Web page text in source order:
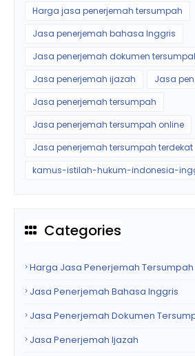
Harga jasa penerjemah tersumpah
Jasa penerjemah bahasa Inggris
Jasa penerjemah dokumen
Jasa penerjemah ijazah
Jasa
Jasa penerjemah tersumpah
Jasa penerjemah tersumpah online
Jasa penerjemah tersumpah terdekat
kamus-istilah-hukum-indonesia-
Categories
Harga Jasa Penerjemah Tersumpah
Jasa Penerjemah Bahasa Inggris
Jasa Penerjemah Dokumen
Jasa Penerjemah Ijazah